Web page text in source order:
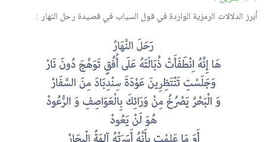
أبرز الدلالات الرمزية الواردة في قول السياب في قصيدة رحل النهار :